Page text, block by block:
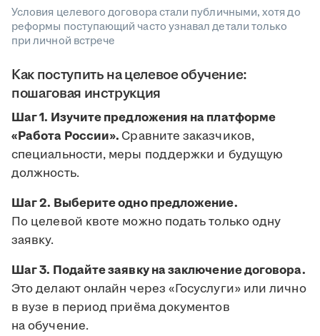
Условия целевого договора стали публичными, хотя до
реформы поступающий часто узнавал детали только
при личной встрече
Как поступить на целевое обучение:
пошаговая инструкция
Шаг 1. Изучите предложения на платформе
«Работа России». Сравните заказчиков,
специальности, меры поддержки и будущую
должность.
Шаг 2. Выберите одно предложение.
По целевой квоте можно подать только одну
заявку.
Шаг 3. Подайте заявку на заключение договора.
Это делают онлайн через «Госуслуги» или лично
в вузе в период приёма документов
на обучение.